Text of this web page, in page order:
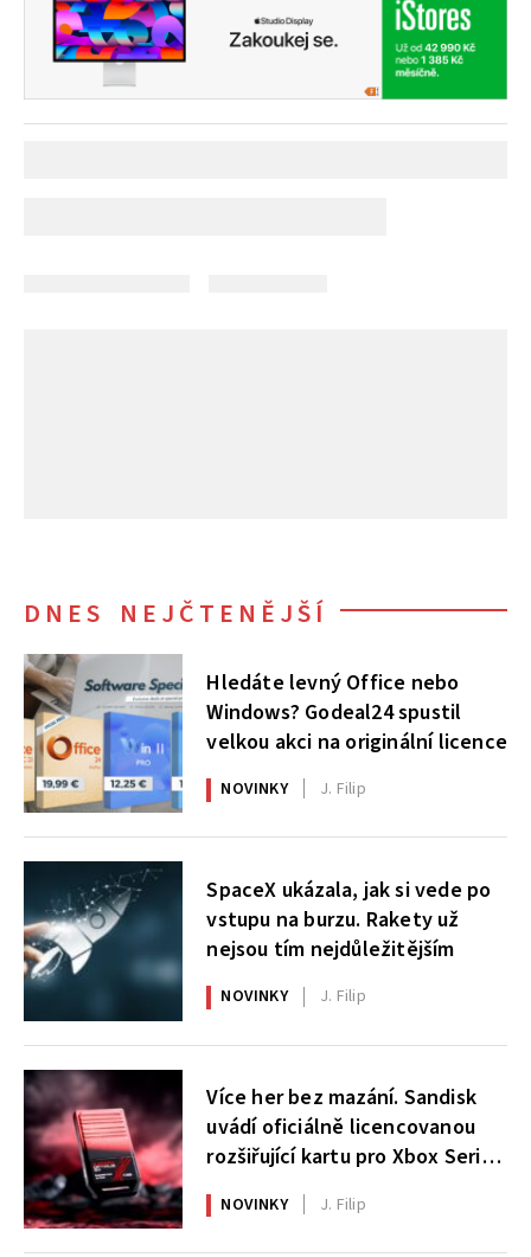
DNES NEJČTENĚJŠÍ
Hledáte levný Office nebo
Windows? Godeal24 spustil
velkou akci na originální licence
NOVINKY J. Filip
SpaceX ukázala, jak si vede po
vstupu na burzu. Rakety už
nejsou tím nejdůležitějším
NOVINKY J. Filip
Více her bez mazání. Sandisk
uvádí oficiálně licencovanou
rozšiřující kartu pro Xbox Series
X|S
NOVINKY J. Filip